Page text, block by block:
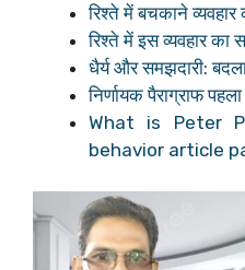
रिश्ते में बचकाने
रिश्ते में इस व्यवहार
धैर्य और समझदारी:
निर्णायक पैराग्राफ
What is Peter
behavior article